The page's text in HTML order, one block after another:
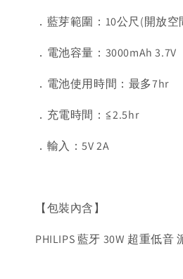
．藍芽範圍：10公尺(開放空
．電池容量：3000mAh 3.7V
．電池使用時間：最多7hr
．充電時間：≦2.5hr
．輸入：5V 2A
【包裝內含】
PHILIPS 藍牙 30W 超重低⾳